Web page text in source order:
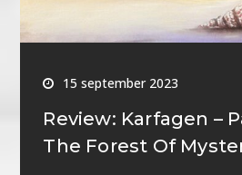
15 september 2023
Review: Karfagen –
The Forest Of